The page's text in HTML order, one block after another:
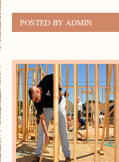
POSTED BY ADMIN